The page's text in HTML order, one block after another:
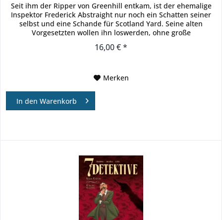
Seit ihm der Ripper von Greenhill entkam, ist der ehemalige
Inspektor Frederick Abstraight nur noch ein Schatten seiner
selbst und eine Schande für Scotland Yard. Seine alten
Vorgesetzten wollen ihn loswerden, ohne große
16,00 € *
Merken
In den Warenkorb